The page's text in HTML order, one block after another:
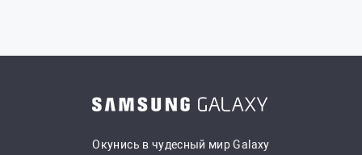
Окунись в чудесный мир Galaxy